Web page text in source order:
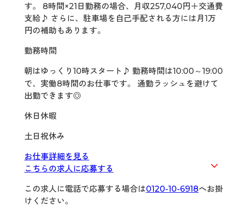
す。 8時間×21日勤務の場合、月収257,040円＋交通費
支給♪ さらに、駐車場を自己手配される方には月1万
円の補助もあります。
勤務時間
朝はゆっくり10時スタート♪ 勤務時間は10:00～19:00
で、実働8時間のお仕事です。 通勤ラッシュを避けて
出勤できます◎
休日休暇
土日祝休み
お仕事詳細を見る
こちらの求人に応募する
この求人に電話で応募する場合は0120-10-6918へお掛
けください。